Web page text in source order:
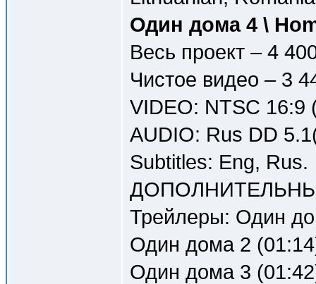
Один дома 4 \
Весь проект – 4
Чистое видео – 3
VIDEO: NTSC 16:9
AUDIO: Rus DD
Subtitles: Eng, Rus.
Трейлеры: Один
Один дома 2
Один дома 3